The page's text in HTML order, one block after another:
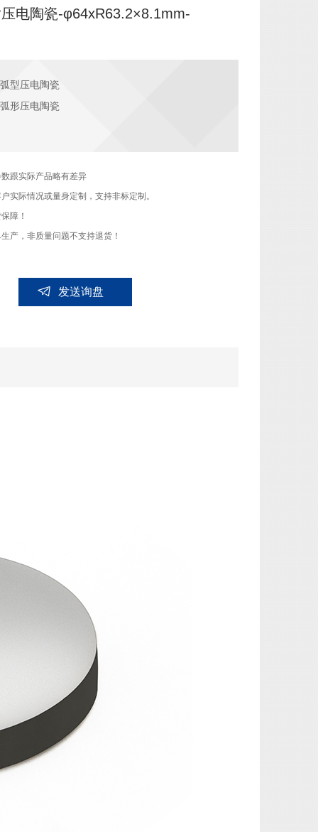
电陶瓷-φ64xR63.2×8.1mm-
弧型压电陶瓷
弧形压电陶瓷
跟实际产品略有差异
实际情况或量身定制，支持非标定制。
障！
产，非质量问题不支持退货！
发送询盘